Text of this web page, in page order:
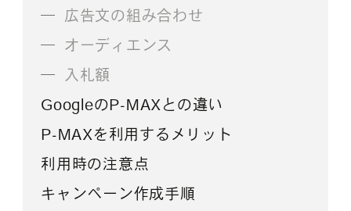
広告文の組み合わせ
オーディエンス
入札額
GoogleのP-MAXとの違い
P-MAXを利用するメリット
利用時の注意点
キャンペーン作成手順